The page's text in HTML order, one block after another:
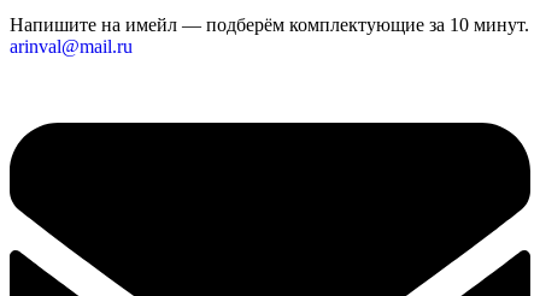
Напишите на имейл — подберём комплектующие за 10 минут.
arinval@mail.ru